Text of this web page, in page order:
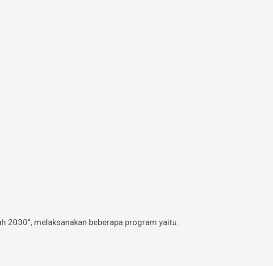
2030”, melaksanakan beberapa program yaitu: